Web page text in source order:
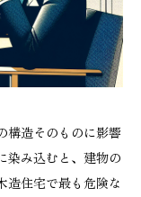
構造そのものに影響
染み込むと、建物の
造住宅で最も危険な